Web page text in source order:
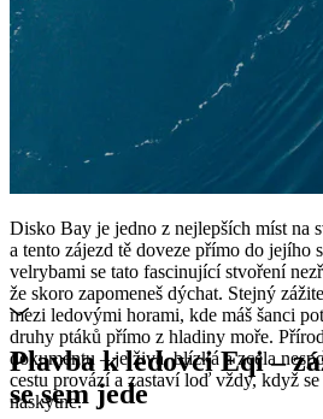
Disko Bay je jedno z nejlepších míst na
a tento zájezd tě doveze přímo do jejího
velrybami se tato fascinující stvoření
že skoro zapomeneš dýchat. Stejný
mezi ledovými horami, kde máš šanci
druhy ptáků přímo z hladiny moře.
dokumentu – je živá, blízká a zcela
cestu provází a zastaví loď vždy, když
naskytne.
Plavba k ledovci Eqi –
se sem jede